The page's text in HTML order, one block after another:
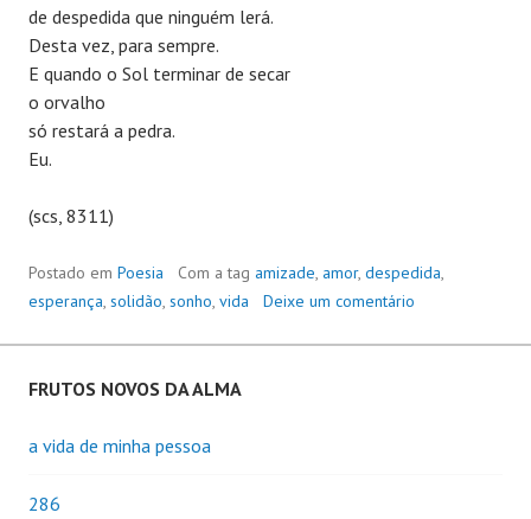
de despedida que ninguém lerá.
Desta vez, para sempre.
E quando o Sol terminar de secar
o orvalho
só restará a pedra.
Eu.
(scs, 8311)
Postado em Poesia Com a tag amizade, amor, despedida,
esperança, solidão, sonho, vida Deixe um comentário
FRUTOS NOVOS DA ALMA
a vida de minha pessoa
286